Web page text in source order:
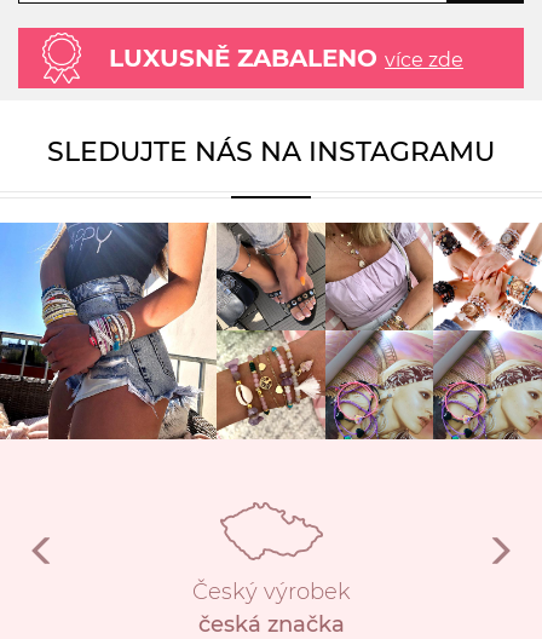
LUXUSNĚ ZABALENO více zde
SLEDUJTE NÁS NA INSTAGRAMU
Český výrobek
česká značka